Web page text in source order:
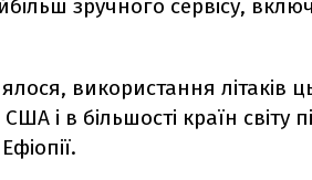
зручного сервісу,
використання літаків
і в більшості країн світу